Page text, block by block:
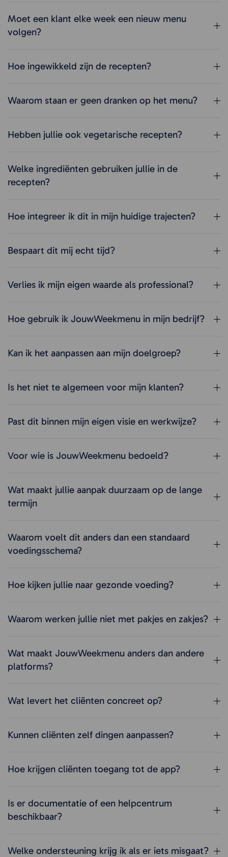
Moet een klant elke week een nieuw menu
volgen?
Hoe ingewikkeld zijn de recepten?
Waarom staan er geen dranken op het menu?
Hebben jullie ook vegetarische recepten?
Welke ingrediënten gebruiken jullie in de
recepten?
Hoe integreer ik dit in mijn huidige trajecten?
Bespaart dit mij echt tijd?
Verlies ik mijn eigen waarde als professional?
Hoe gebruik ik JouwWeekmenu in mijn bedrijf?
Kan ik het aanpassen aan mijn doelgroep?
Is het niet te algemeen voor mijn klanten?
Past dit binnen mijn eigen visie en werkwijze?
Voor wie is JouwWeekmenu bedoeld?
Wat maakt jullie aanpak duurzaam op de lange
termijn
Waarom voelt dit anders dan een standaard
voedingsschema?
Hoe kijken jullie naar gezonde voeding?
Waarom werken jullie niet met pakjes en zakjes?
Wat maakt JouwWeekmenu anders dan andere
platforms?
Wat levert het cliënten concreet op?
Kunnen cliënten zelf dingen aanpassen?
Hoe krijgen cliënten toegang tot de app?
Is er documentatie of een helpcentrum
beschikbaar?
Welke ondersteuning krijg ik als er iets misgaat?